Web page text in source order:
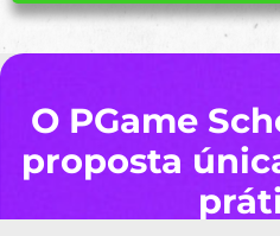
O PGame
proposta